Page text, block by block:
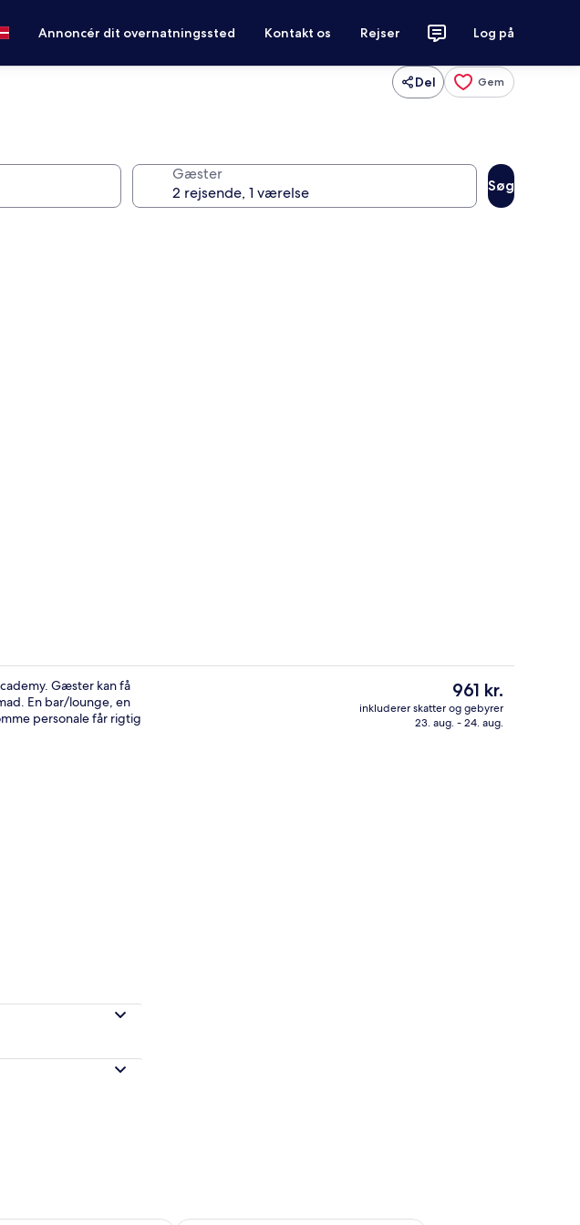
Annoncér dit overnatningssted Kontakt os Rejser Log på
Del Gem
Gæster
Søg
Gæster kan få
En bar/lounge, en
personale får rigtig
Den
nuværende
pris
961 kr.
inkluderer skatter og gebyrer
23. aug. - 24. aug.